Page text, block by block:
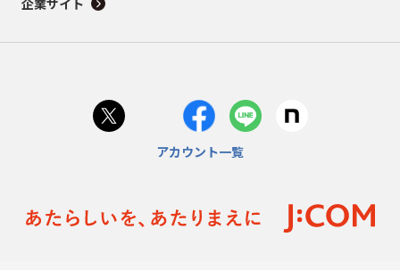
企業サイト
アカウント一覧